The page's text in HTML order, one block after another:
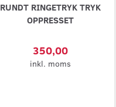
RUNDT RINGETRYK TRYK
OPPRESSET
350,00
inkl. moms